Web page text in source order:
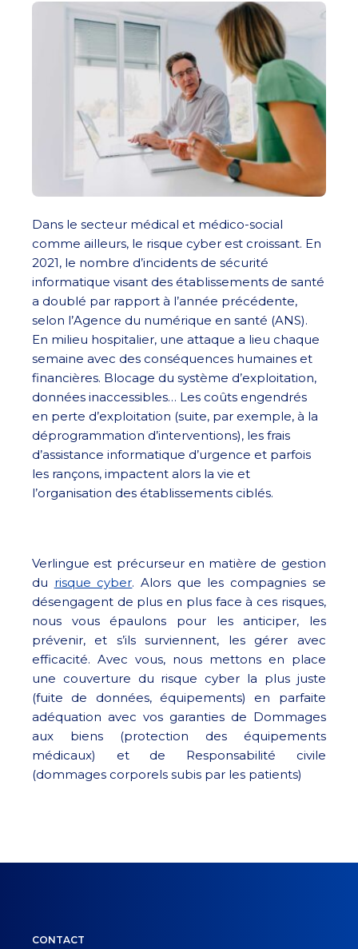
Dans le secteur médical et médico-social
comme ailleurs, le risque cyber est croissant. En
2021, le nombre d’incidents de sécurité
informatique visant des établissements de santé
a doublé par rapport à l’année précédente,
selon l’Agence du numérique en santé (ANS).
En milieu hospitalier, une attaque a lieu chaque
semaine avec des conséquences humaines et
financières. Blocage du système d’exploitation,
données inaccessibles… Les coûts engendrés
en perte d’exploitation (suite, par exemple, à la
déprogrammation d’interventions), les frais
d’assistance informatique d’urgence et parfois
les rançons, impactent alors la vie et
l’organisation des établissements ciblés.
Verlingue est précurseur en matière de gestion
du risque cyber. Alors que les compagnies se
désengagent de plus en plus face à ces risques,
nous vous épaulons pour les anticiper, les
prévenir, et s’ils surviennent, les gérer avec
efficacité. Avec vous, nous mettons en place
une couverture du risque cyber la plus juste
(fuite de données, équipements) en parfaite
adéquation avec vos garanties de Dommages
aux biens (protection des équipements
médicaux) et de Responsabilité civile
(dommages corporels subis par les patients)
CONTACT